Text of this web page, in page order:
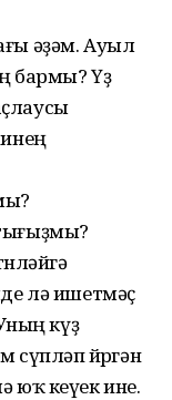
әҙәм. Ауыл
бармы? Үҙ
лә ишетмәҫ
күҙ
йөрөгән
юҡ кеүек ине.